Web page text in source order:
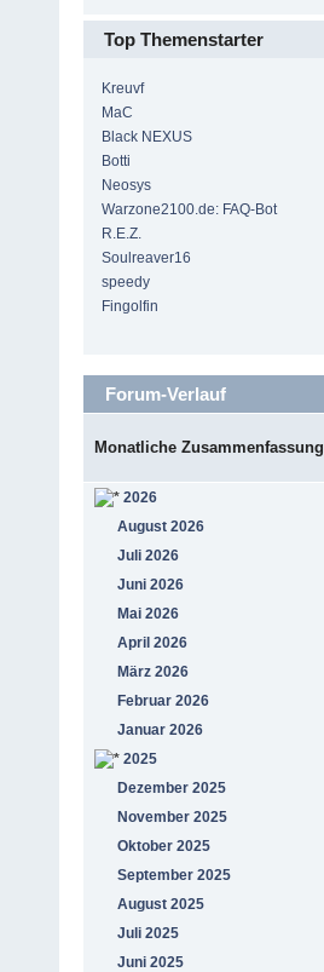
Top Themenstarter
Kreuvf
MaC
Black NEXUS
Botti
Neosys
Warzone2100.de: FAQ-Bot
R.E.Z.
Soulreaver16
speedy
Fingolfin
Forum-Verlauf
Monatliche Zusammenfassung
2026
August 2026
Juli 2026
Juni 2026
Mai 2026
April 2026
März 2026
Februar 2026
Januar 2026
2025
Dezember 2025
November 2025
Oktober 2025
September 2025
August 2025
Juli 2025
Juni 2025